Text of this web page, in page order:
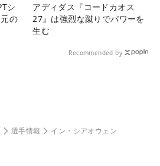
シ
の
アディダス『コードカオス
27』は強烈な蹴りでパワーを
生む
Recommended by
選手情報 イン・シアオウェン